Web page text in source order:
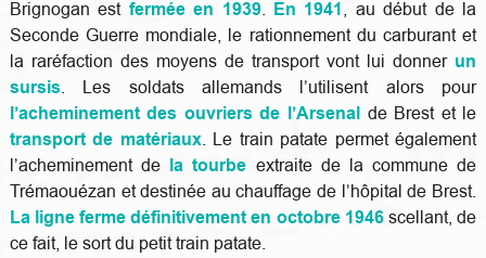
Brignogan est fermée en 1939. En 1941, au début de la
Seconde Guerre mondiale, le rationnement du carburant et
la raréfaction des moyens de transport vont lui donner un
sursis. Les soldats allemands l’utilisent alors pour
l’acheminement des ouvriers de l’Arsenal de Brest et le
transport de matériaux. Le train patate permet également
l’acheminement de la tourbe extraite de la commune de
Trémaouézan et destinée au chauffage de l’hôpital de Brest.
La ligne ferme définitivement en octobre 1946scellant, de
ce fait, le sort du petit train patate.